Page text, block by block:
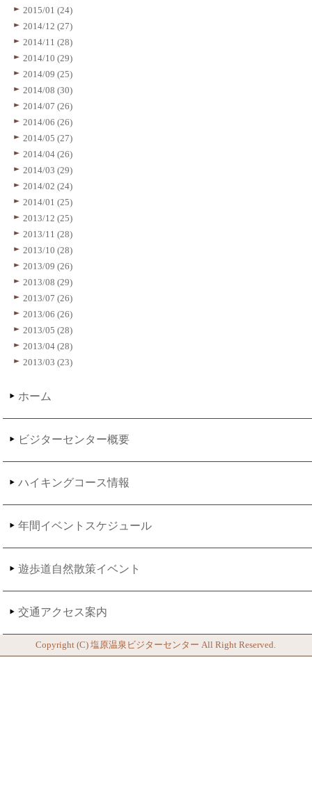
2015/01 (24)
2014/12 (27)
2014/11 (28)
2014/10 (29)
2014/09 (25)
2014/08 (30)
2014/07 (26)
2014/06 (26)
2014/05 (27)
2014/04 (26)
2014/03 (29)
2014/02 (24)
2014/01 (25)
2013/12 (25)
2013/11 (28)
2013/10 (28)
2013/09 (26)
2013/08 (29)
2013/07 (26)
2013/06 (26)
2013/05 (28)
2013/04 (28)
2013/03 (23)
ホーム
ビジターセンター概要
ハイキングコース情報
年間イベントスケジュール
遊歩道自然散策イベント
交通アクセス案内
Copyright (C)塩原温泉ビジターセンター All Right Reserved.